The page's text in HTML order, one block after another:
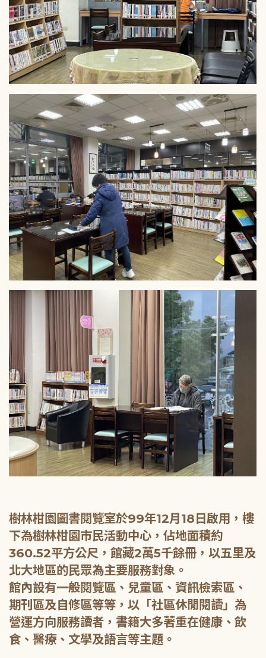
樹林柑園圖書閱覽室於99年12月18日啟用，樓
下為樹林柑園市民活動中心，佔地面積約
360.52平方公尺，館藏2萬5千餘冊，以五里及
北大地區的民眾為主要服務對象。
館內設有一般閱覽區、兒童區、資訊檢索區、
期刊區及自修區等等，以「社區休閒閱讀」為
營運方向服務讀者，書籍大多著重在健康、飲
食、醫療、文學及語言等主題。